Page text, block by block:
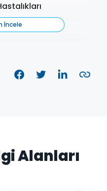
İncele
Alanları